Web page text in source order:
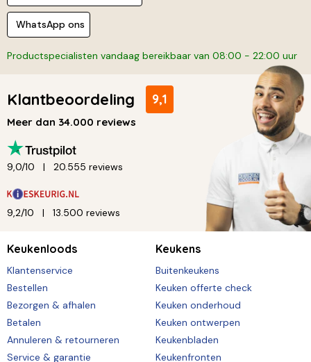
WhatsApp ons
Productspecialisten vandaag bereikbaar van 08:00 - 22:00 uur
Klantbeoordeling 9,1
Meer dan 34.000 reviews
9,0/10 20.555 reviews
9,2/10 13.500 reviews
Keukenloods
Klantenservice
Bestellen
Bezorgen & afhalen
Betalen
Annuleren & retourneren
Service & garantie
Keukens
Buitenkeukens
Keuken offerte check
Keuken onderhoud
Keuken ontwerpen
Keukenbladen
Keukenfronten